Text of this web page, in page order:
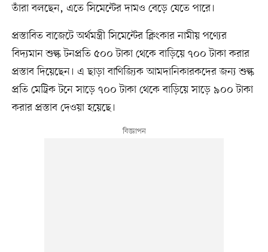
তাঁরা বলছেন, এতে সিমেন্টের দামও বেড়ে যেতে পারে।
প্রস্তাবিত বাজেটে অর্থমন্ত্রী সিমেন্টের ক্লিংকার নামীয় পণ্যের
বিদ্যমান শুল্ক টনপ্রতি ৫০০ টাকা থেকে বাড়িয়ে ৭০০ টাকা করার
প্রস্তাব দিয়েছেন। এ ছাড়া বাণিজ্যিক আমদানিকারকদের জন্য শুল্ক
প্রতি মেট্রিক টনে সাড়ে ৭০০ টাকা থেকে বাড়িয়ে সাড়ে ৯০০ টাকা
করার প্রস্তাব দেওয়া হয়েছে।